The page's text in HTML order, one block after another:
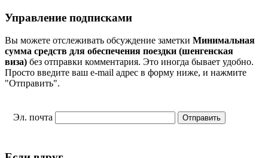
Управление подписками
Вы можете отслеживать обсуждение заметки Минимальная
сумма средств для обеспечения поездки (шенгенская
виза) без отправки комментария. Это иногда бывает удобно.
Просто введите ваш e-mail адрес в форму ниже, и нажмите
"Отправить".
Эл. почта